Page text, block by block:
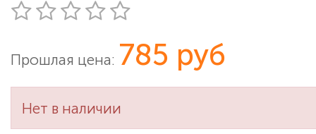
Прошлая цена: 785 руб
Нет в наличии